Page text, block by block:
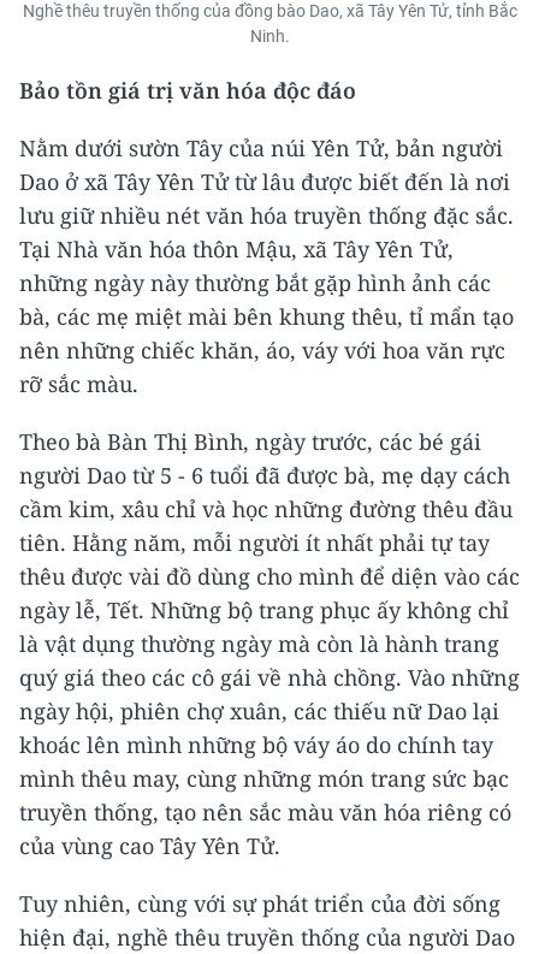
Nghề thêu truyền thống của đồng bào Dao, xã Tây Yên Tử, tỉnh Bắc
Ninh.
Bảo tồn giá trị văn hóa độc đáo
Nằm dưới sườn Tây của núi Yên Tử, bản người
Dao ở xã Tây Yên Tử từ lâu được biết đến là nơi
lưu giữ nhiều nét văn hóa truyền thống đặc sắc.
Tại Nhà văn hóa thôn Mậu, xã Tây Yên Tử,
những ngày này thường bắt gặp hình ảnh các
bà, các mẹ miệt mài bên khung thêu, tỉ mẩn tạo
nên những chiếc khăn, áo, váy với hoa văn rực
rỡ sắc màu.
Theo bà Bàn Thị Bình, ngày trước, các bé gái
người Dao từ 5 - 6 tuổi đã được bà, mẹ dạy cách
cầm kim, xâu chỉ và học những đường thêu đầu
tiên. Hằng năm, mỗi người ít nhất phải tự tay
thêu được vài đồ dùng cho mình để diện vào các
ngày lễ, Tết. Những bộ trang phục ấy không chỉ
là vật dụng thường ngày mà còn là hành trang
quý giá theo các cô gái về nhà chồng. Vào những
ngày hội, phiên chợ xuân, các thiếu nữ Dao lại
khoác lên mình những bộ váy áo do chính tay
mình thêu may, cùng những món trang sức bạc
truyền thống, tạo nên sắc màu văn hóa riêng có
của vùng cao Tây Yên Tử.
Tuy nhiên, cùng với sự phát triển của đời sống
hiện đại, nghề thêu truyền thống của người Dao